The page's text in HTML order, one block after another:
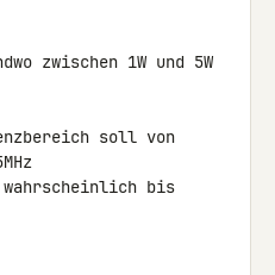
zwischen 1W und 5W
soll von
bis